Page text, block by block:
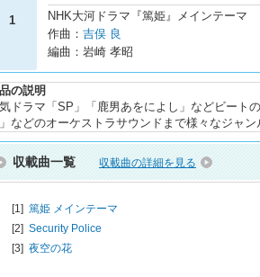
1
NHK大河ドラマ『篤姫』メインテーマ
作曲： 吉俣 良
編曲：岩崎 孝昭
の説明
ドラマ「SP」「鹿男あをによし」などビート
などのオーケストラサウンドまで様々なジャ
収載曲一覧 収載曲の詳細を見る
[1] 篤姫 メインテーマ
[2] Security Police
[3] 夜空の花